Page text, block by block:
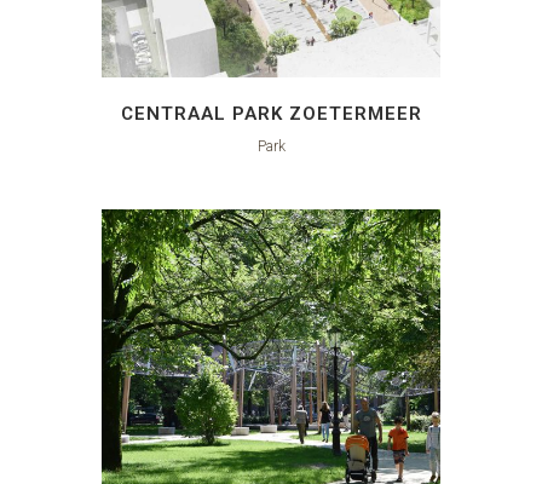
CENTRAAL PARK ZOETERMEER
Park